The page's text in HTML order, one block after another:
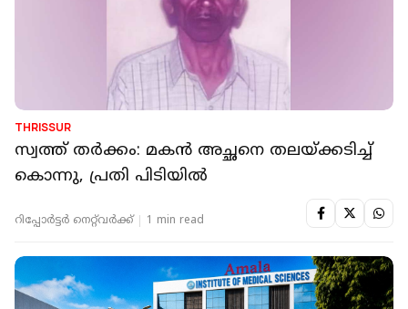
THRISSUR
സ്വത്ത് തര്‍ക്കം: മകന്‍ അച്ഛനെ തലയ്ക്കടിച്ച്
കൊന്നു, പ്രതി പിടിയില്‍
റിപ്പോർട്ടർ നെറ്റ്‌വര്‍ക്ക്‌ 1 min read